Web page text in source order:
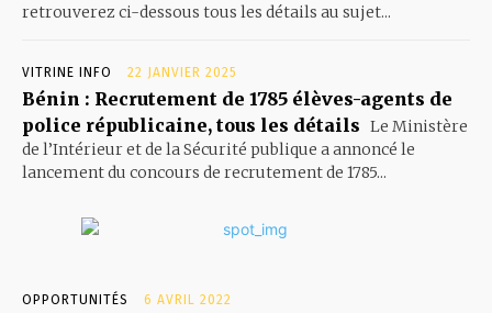
retrouverez ci-dessous tous les détails au sujet...
VITRINE INFO 22 JANVIER 2025
Bénin : Recrutement de 1785 élèves-agents de
police républicaine, tous les détails Le Ministère
de l’Intérieur et de la Sécurité publique a annoncé le
lancement du concours de recrutement de 1785...
OPPORTUNITÉS 6 AVRIL 2022